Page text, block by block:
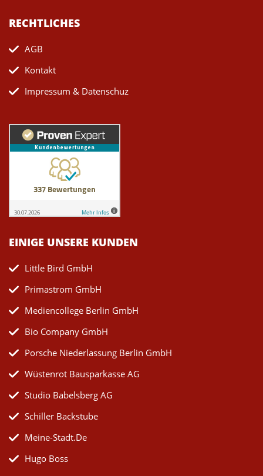
RECHTLICHES
AGB
Kontakt
Impressum & Datenschuz
EINIGE UNSERE KUNDEN
Little Bird GmbH
Primastrom GmbH
Mediencollege Berlin GmbH
Bio Company GmbH
Porsche Niederlassung Berlin GmbH
Wüstenrot Bausparkasse AG
Studio Babelsberg AG
Schiller Backstube
Meine-Stadt.de
Hugo Boss